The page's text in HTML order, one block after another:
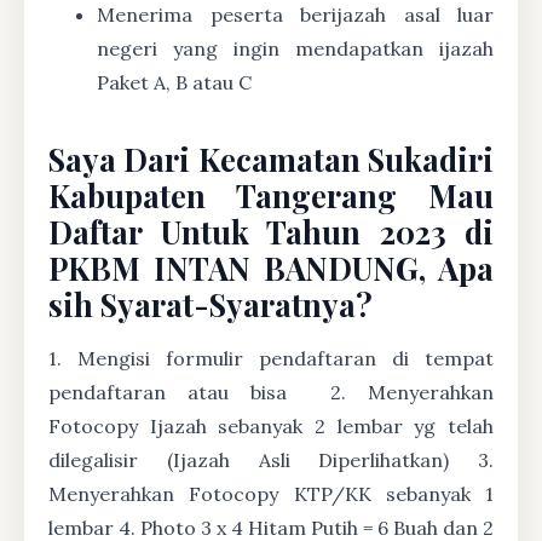
Menerima peserta berijazah asal luar
negeri yang ingin mendapatkan ijazah
Paket A, B atau C
Saya Dari Kecamatan Sukadiri
Kabupaten Tangerang Mau
Daftar Untuk Tahun 2023 di
PKBM INTAN BANDUNG, Apa
sih Syarat-Syaratnya?
1. Mengisi formulir pendaftaran di tempat
pendaftaran atau bisa
2. Menyerahkan
Fotocopy Ijazah sebanyak 2 lembar yg telah
dilegalisir (Ijazah Asli Diperlihatkan) 3.
Menyerahkan Fotocopy KTP/KK sebanyak 1
lembar 4. Photo 3 x 4 Hitam Putih = 6 Buah dan 2